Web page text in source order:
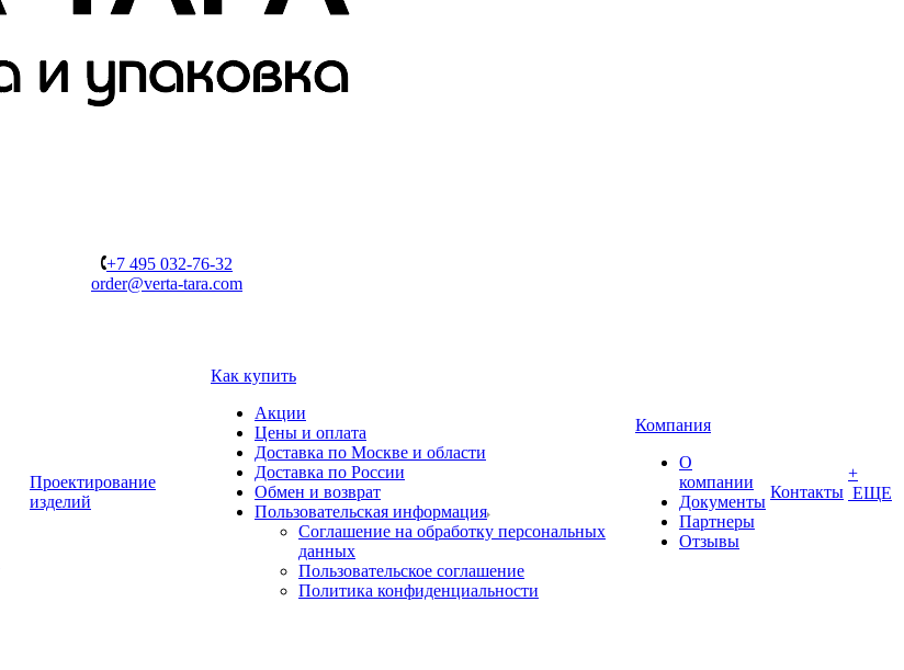
+7 495 032-76-32
order@verta-tara.com
Проектирование
изделий
Как купить
Акции
Цены и оплата
Доставка по Москве и области
Доставка по России
Обмен и возврат
Пользовательская информация
Соглашение на обработку персональных
данных
Пользовательское соглашение
Политика конфиденциальности
Компания
О
компании
Документы
Партнеры
Отзывы
Контакты
+
ЕЩЕ